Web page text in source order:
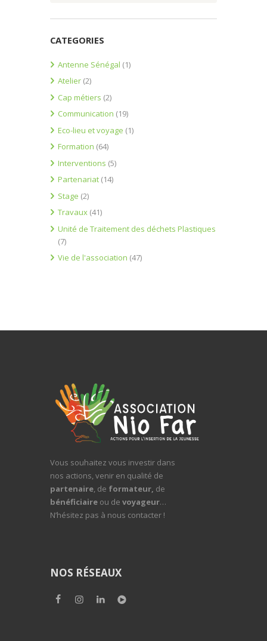
CATEGORIES
Antenne Sénégal (1)
Atelier (2)
Cap métiers (2)
Communication (19)
Eco-lieu et voyage (1)
Formation (64)
Interventions (5)
Partenariat (14)
Stage (2)
Travaux (41)
Unité de Traitement des déchets Plastiques
(7)
Vie de l'association (47)
Vous souhaitez vous investir dans
nos actions, venir en qualité de
partenaire, de formateur, de
bénéficiaire ou de voyageur…
N’hésitez pas à nous contacter !
NOS RÉSEAUX